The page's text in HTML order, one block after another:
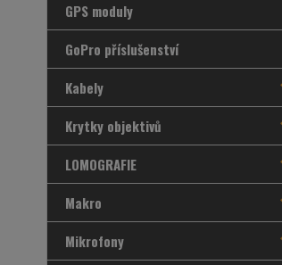
GPS moduly
GoPro příslušenství
Kabely
Krytky objektivů
LOMOGRAFIE
Makro
Mikrofony